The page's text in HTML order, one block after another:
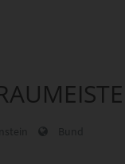
Bund